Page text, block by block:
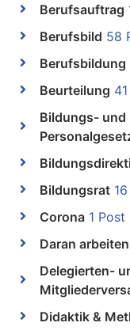
Berufsauftrag
Berufsbild 58
Berufsbildung
Beurteilung
Bildungs- und
Bildungsrat
Corona 1 Post
Daran
Delegierten-
Didaktik &